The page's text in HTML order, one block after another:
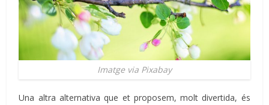
Imatge via Pixabay
Una altra alternativa que et proposem, molt divertida, és